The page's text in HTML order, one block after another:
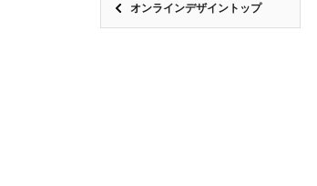
オンラインデザイントップ